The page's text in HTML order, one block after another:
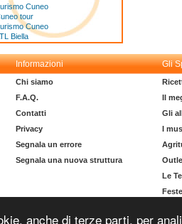
anche di terze parti, per
Cuneo
tour
Cuneo
Biella
Informazioni Gli
Chi siamo
F.A.Q.
Contatti
Privacy
Segnala un errore
Segnala una nuova struttura
Il
Gli
I
Le